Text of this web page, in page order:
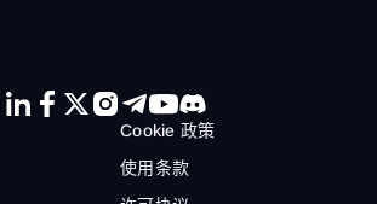
Cookie 政策
使用条款